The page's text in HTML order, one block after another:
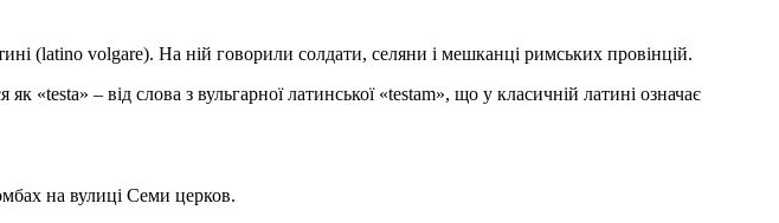
(latino volgare). На ній говорили солдати, селяни і мешканці римських провінцій.
– від слова з вульгарної латинської «testam», що у класичній латині означає
на вулиці Семи церков.